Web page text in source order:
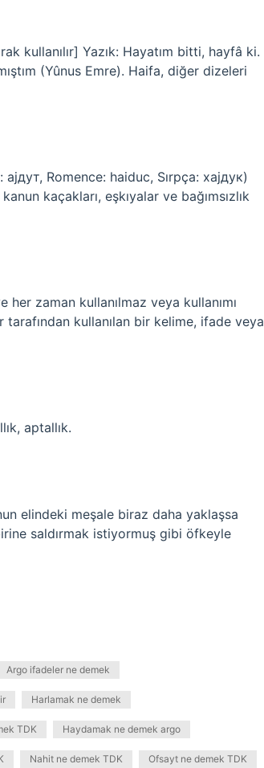
kullanılır] Yazık: Hayatım bitti, hayfâ ki.
(Yûnus Emre). Haifa, diğer dizeleri
Romence: haiduc, Sırpça: хајдук)
kaçakları, eşkıyalar ve bağımsızlık
her zaman kullanılmaz veya kullanımı
kullanılan bir kelime, ifade veya
aptallık.
elindeki meşale biraz daha yaklaşsa
saldırmak istiyormuş gibi öfkeyle
Argo ifadeler ne demek
Harlamak ne demek
TDK Haydamak ne demek argo
Nahit ne demek TDK Ofsayt ne demek TDK